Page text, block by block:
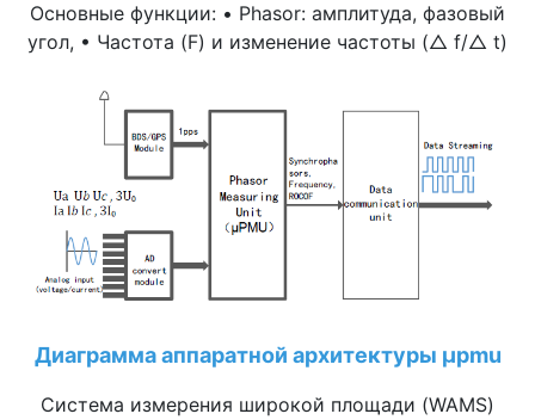
Основные функции: • Phasor: амплитуда, фазовый
угол, • Частота (F) и изменение частоты (△ f/△ t)
Диаграмма аппаратной архитектуры μpmu
Система измерения широкой площади (WAMS)